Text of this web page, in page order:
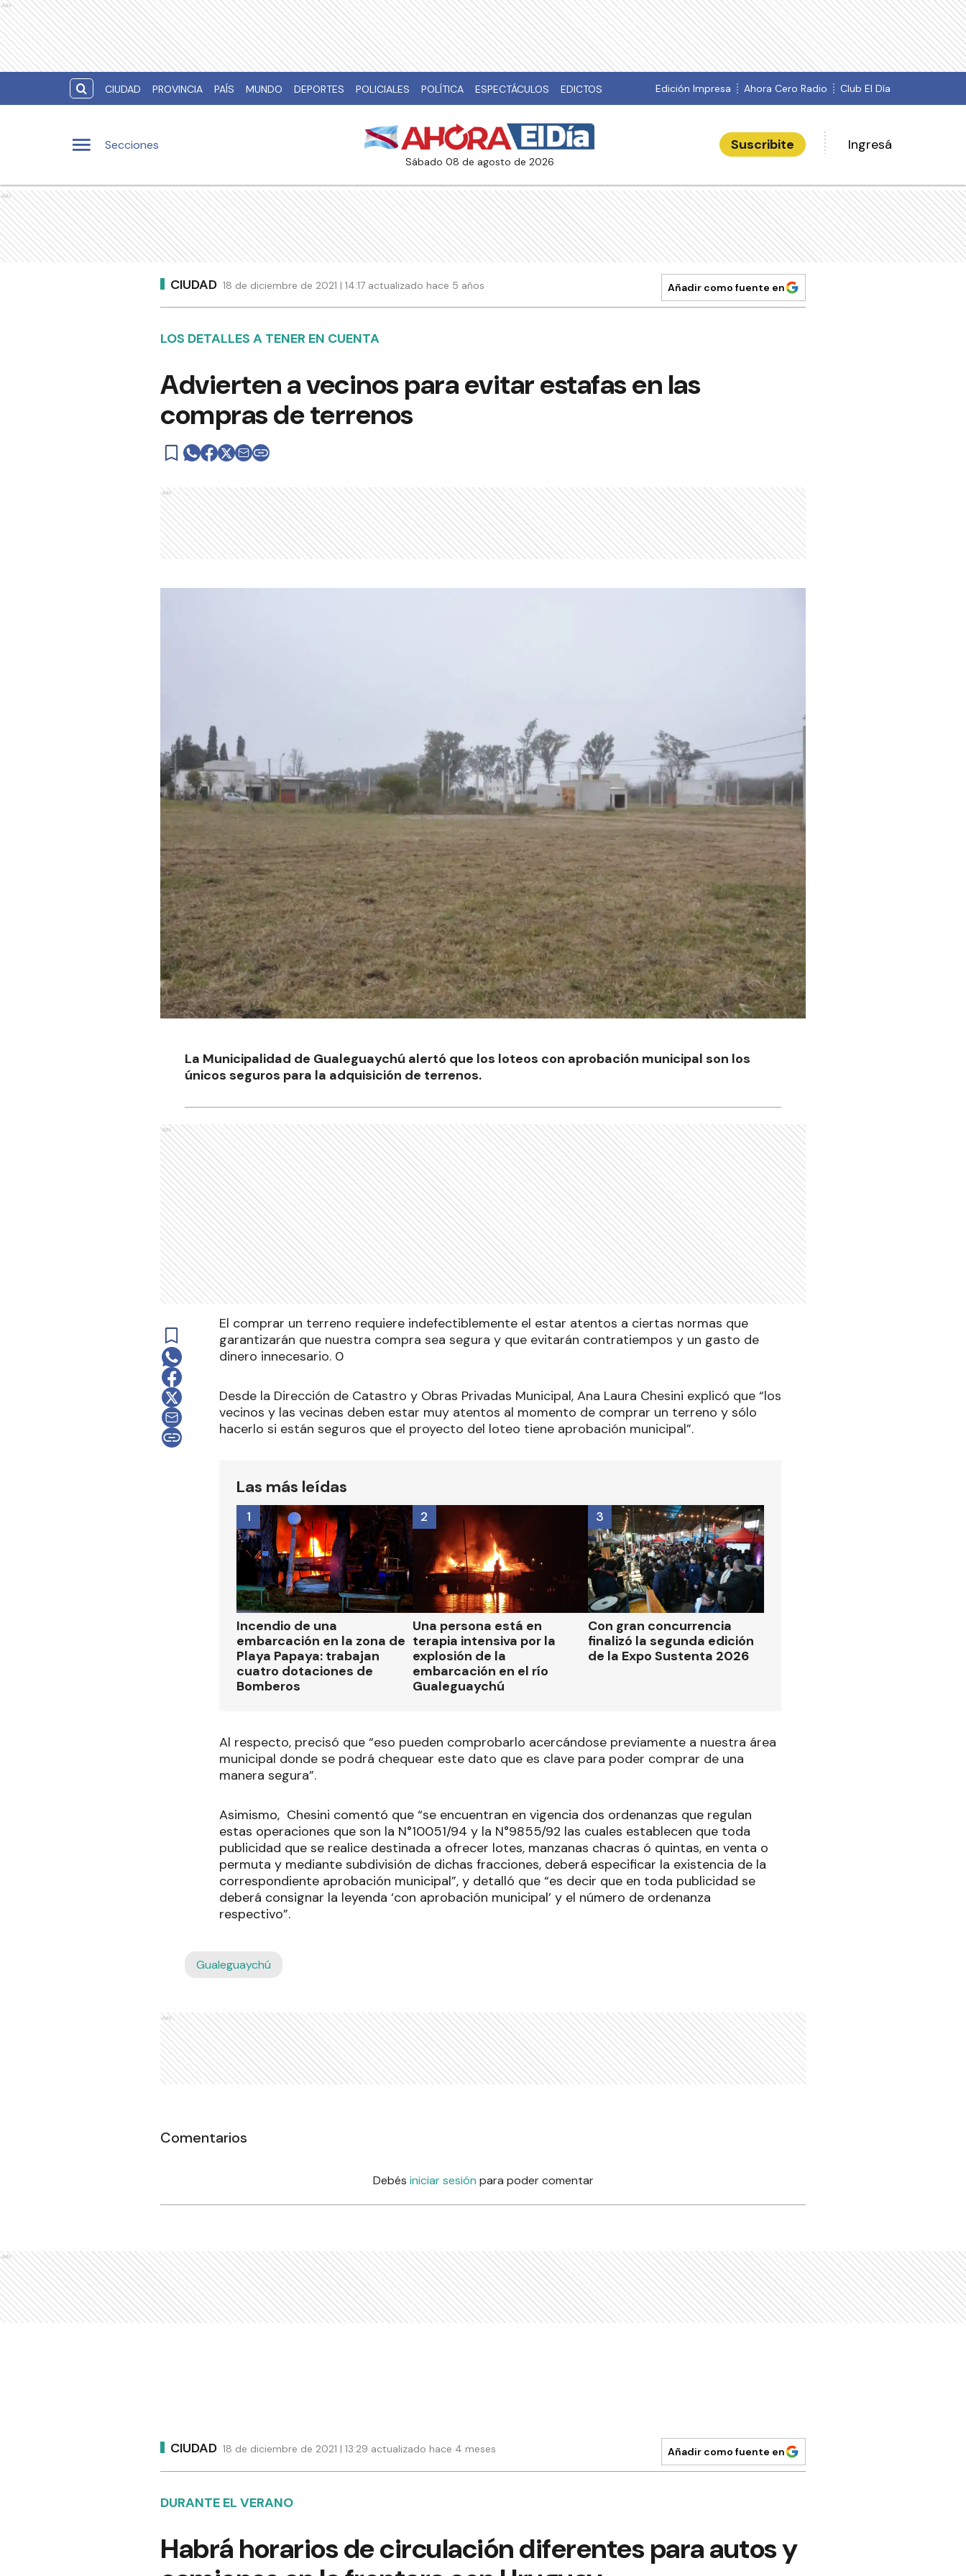
Ads
CIUDAD PROVINCIA PAÍS MUNDO DEPORTES POLICIALES POLÍTICA ESPECTÁCULOS EDICTOS Edición Impresa Ahora Cero Radio Club El Día
Secciones
sábado 08 de agosto de 2026
Suscribite Ingresá
Ads
CIUDAD 18 de diciembre de 2021 | 14:17 actualizado hace 5 años Añadir como fuente en
LOS DETALLES A TENER EN CUENTA
Advierten a vecinos para evitar estafas en las
compras de terrenos
Ads
La Municipalidad de Gualeguaychú alertó que los loteos con aprobación municipal son los
únicos seguros para la adquisición de terrenos.
Ads
El comprar un terreno requiere indefectiblemente el estar atentos a ciertas normas que
garantizarán que nuestra compra sea segura y que evitarán contratiempos y un gasto de
dinero innecesario. 0
Desde la Dirección de Catastro y Obras Privadas Municipal, Ana Laura Chesini explicó que “los
vecinos y las vecinas deben estar muy atentos al momento de comprar un terreno y sólo
hacerlo si están seguros que el proyecto del loteo tiene aprobación municipal”.
Las más leídas
Incendio de una
embarcación en la zona de
Playa Papaya: trabajan
cuatro dotaciones de
Bomberos
1
Una persona está en
terapia intensiva por la
explosión de la
embarcación en el río
Gualeguaychú
2
Con gran concurrencia
finalizó la segunda edición
de la Expo Sustenta 2026
3
Al respecto, precisó que “eso pueden comprobarlo acercándose previamente a nuestra área
municipal donde se podrá chequear este dato que es clave para poder comprar de una
manera segura”.
Asimismo, Chesini comentó que “se encuentran en vigencia dos ordenanzas que regulan
estas operaciones que son la N°10051/94 y la N°9855/92 las cuales establecen que toda
publicidad que se realice destinada a ofrecer lotes, manzanas chacras ó quintas, en venta o
permuta y mediante subdivisión de dichas fracciones, deberá especificar la existencia de la
correspondiente aprobación municipal”, y detalló que “es decir que en toda publicidad se
deberá consignar la leyenda ‘con aprobación municipal’ y el número de ordenanza
respectivo”.
Gualeguaychú
Ads
Comentarios
Debés iniciar sesión para poder comentar
Ads
CIUDAD 18 de diciembre de 2021 | 13:29 actualizado hace 4 meses Añadir como fuente en
DURANTE EL VERANO
Habrá horarios de circulación diferentes para autos y